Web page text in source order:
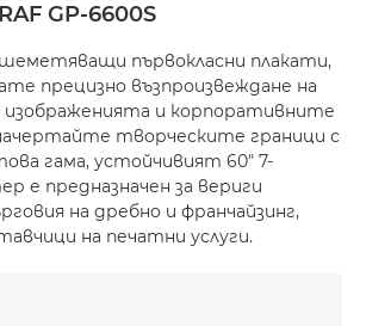
GP-6600S
първокласни плакати,
прецизно възпроизвеждане на
и корпоративните
творческите граници с
гама, устойчивият 60" 7-
е предназначен за вериги
на дребно и франчайзинг,
на печатни услуги.